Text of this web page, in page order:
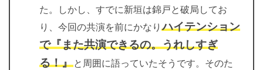
た。しかし、すでに新垣は錦戸と破局してお
り、今回の共演を前にかなり ハイテンション
で『また共演できるの。うれしすぎ
る！』と周囲に語っていたそうです。そのた